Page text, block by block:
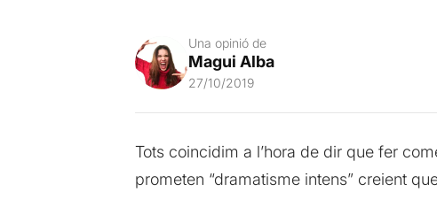
Una opinió de
Magui Alba
27/10/2019
Tots coincidim a l’hora de dir que fer
prometen “dramatisme intens” creient